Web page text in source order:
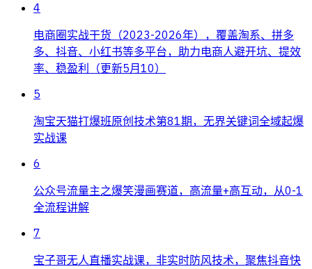
4
电商圈实战干货（2023-2026年），覆盖淘系、拼多
多、抖音、小红书等多平台，助力电商人避开坑、提效
率、稳盈利（更新5月10）
5
淘宝天猫打爆班原创技术第81期，无界关键词全域起爆
实战课
6
公众号流量主之爆笑漫画赛道，高流量+高互动，从0-1
全流程讲解
7
宝子哥无人直播实战课，非实时防风技术，聚焦抖音快